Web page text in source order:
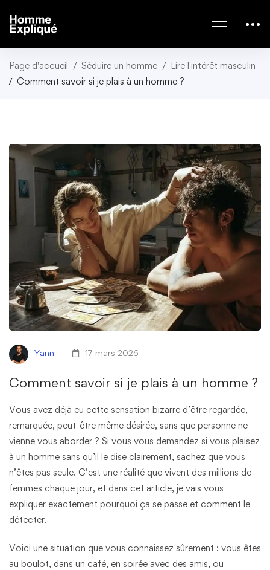
Page d'accueil Séduire un homme
Lire l'intérêt masculin
Comment savoir si je plais à un homme ?
Yann 17 mars 2026
Comment savoir si je plais à un homme ?
Vous avez déjà eu cette sensation bizarre d’être regardée,
remarquée, peut-être même désirée, sans que personne ne
vienne vous aborder ? Si vous vous demandez si vous plaisez
à un homme sans qu’il le dise clairement, sachez que vous
n’êtes pas seule. C’est une réalité que vivent des millions de
femmes chaque jour, et dans cet article, je vais vous
expliquer exactement pourquoi ça se passe et comment le
détecter.
Voici une situation que vous connaissez sûrement : vous êtes
au boulot, dans un café, en soirée avec des amis, ou